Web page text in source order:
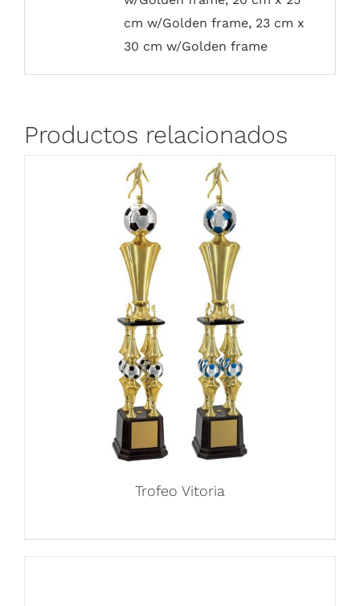
cm w/Golden frame, 23 cm x
30 cm w/Golden frame
Productos relacionados
Trofeo Vitoria